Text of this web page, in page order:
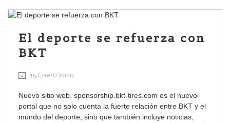
El deporte se refuerza con
BKT
15 Enero 2020
Nuevo sitio web. sponsorship.bkt-tires.com es el nuevo
portal que no solo cuenta la fuerte relación entre BKT y el
mundo del deporte, sino que también incluye noticias,